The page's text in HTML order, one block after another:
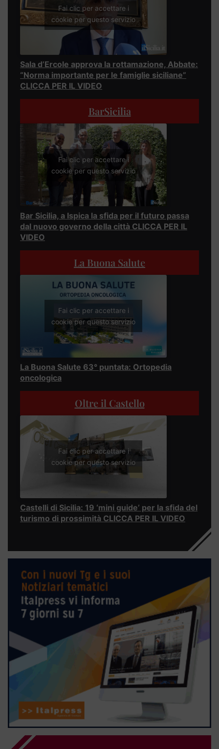
Fai clic per accettare i
cookie per questo servizio
Sala d’Ercole approva la rottamazione, Abbate:
“Norma importante per le famiglie siciliane”
CLICCA PER IL VIDEO
BarSicilia
Fai clic per accettare i
cookie per questo servizio
Bar Sicilia, a Ispica la sfida per il futuro passa
dal nuovo governo della città CLICCA PER IL
VIDEO
La Buona Salute
Fai clic per accettare i
cookie per questo servizio
La Buona Salute 63° puntata: Ortopedia
oncologica
Oltre il Castello
Fai clic per accettare i
cookie per questo servizio
Castelli di Sicilia: 19 ‘mini guide’ per la sfida del
turismo di prossimità CLICCA PER IL VIDEO